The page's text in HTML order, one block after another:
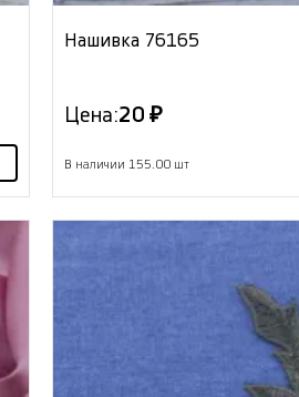
Нашивка 76165
Цена:20 ₽
В наличии 155.00 шт